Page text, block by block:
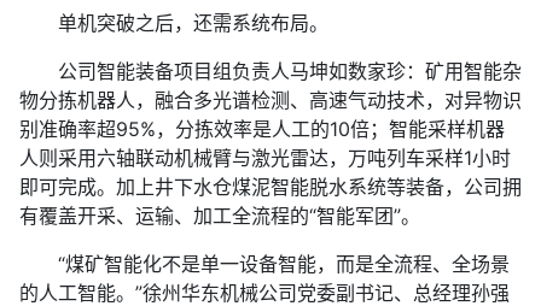
单机突破之后，还需系统布局。
公司智能装备项目组负责人马坤如数家珍：矿用智能杂
物分拣机器人，融合多光谱检测、高速气动技术，对异物识
别准确率超95%，分拣效率是人工的10倍；智能采样机器
人则采用六轴联动机械臂与激光雷达，万吨列车采样1小时
即可完成。加上井下水仓煤泥智能脱水系统等装备，公司拥
有覆盖开采、运输、加工全流程的“智能军团”。
“煤矿智能化不是单一设备智能，而是全流程、全场景
的人工智能。”徐州华东机械公司党委副书记、总经理孙强